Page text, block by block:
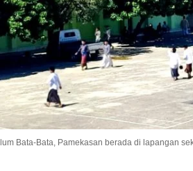
Bata-Bata, Pamekasan berada di lapangan